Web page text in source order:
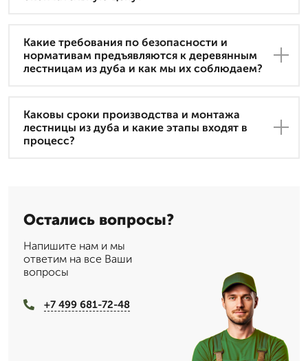
Какие требования по безопасности и
нормативам предъявляются к деревянным
лестницам из дуба и как мы их соблюдаем?
Каковы сроки производства и монтажа
лестницы из дуба и какие этапы входят в
процесс?
Остались вопросы?
Напишите нам и мы
ответим на все Ваши
вопросы
+7 499 681-72-48